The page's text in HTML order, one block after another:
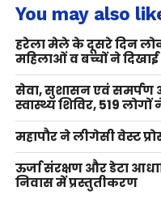
You may also
हरेला मेले के दूसरे दिन
महिलाओं व बच्चों ने दिखाई
सेवा, सुशासन एवं समर्पण
स्वास्थ्य शिविर, 519 लोगों
महापौर ने लीगेसी वेस्ट
ऊर्जा संरक्षण और डेटा
निवास में प्रस्तुतीकरण